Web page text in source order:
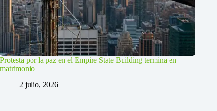
Protesta por la paz en el Empire State Building termina en
matrimonio
2 julio, 2026